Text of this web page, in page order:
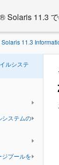
Solaris 11.3
11.3
ルシステ
システムの
ジプールを